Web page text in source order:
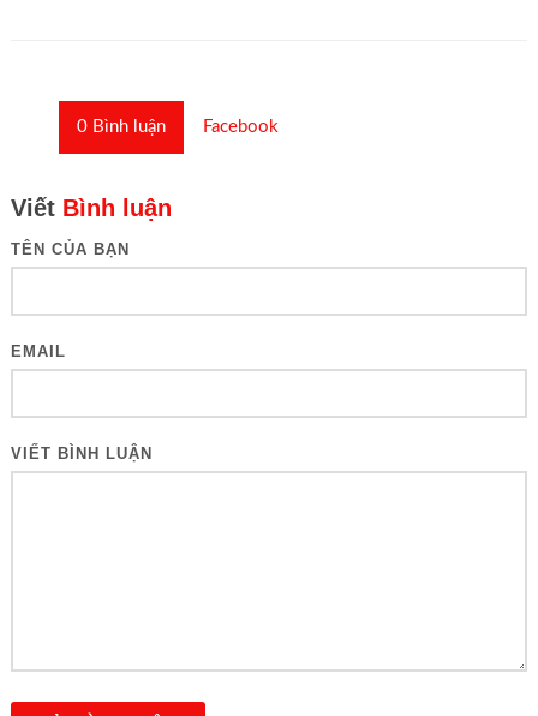
0Bình luận Facebook
Viết Bình luận
TÊN CỦA BẠN
EMAIL
VIẾT BÌNH LUẬN